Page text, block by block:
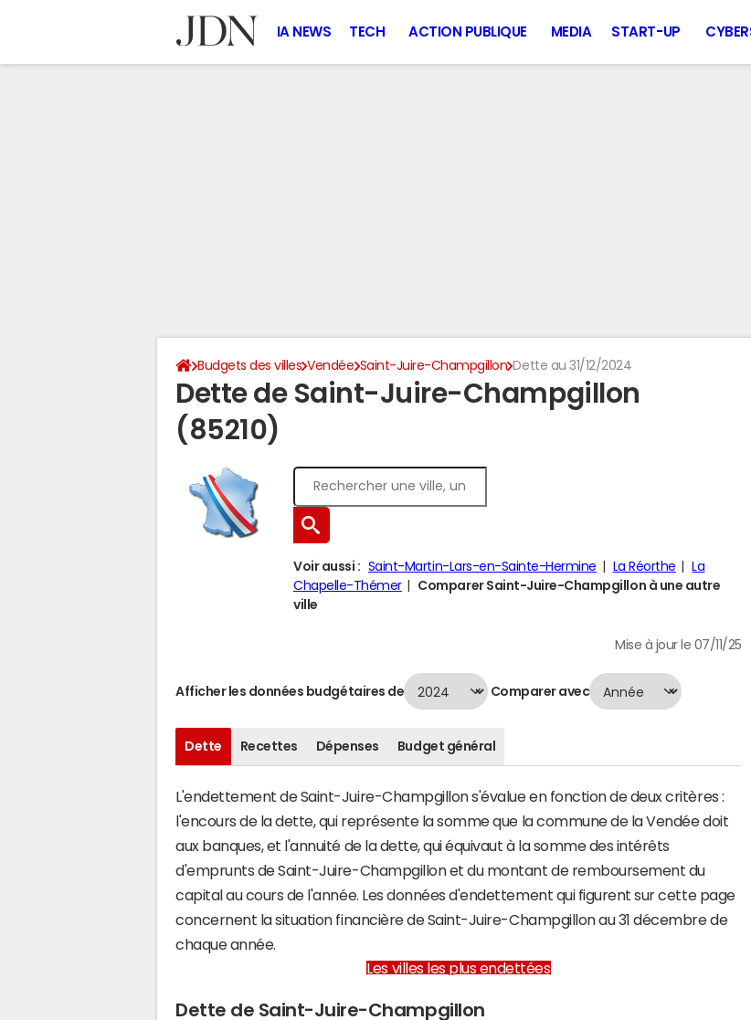
IA NEWS TECH ACTION PUBLIQUE MEDIA START-UP
Budgets des villes Vendée Saint-Juire-Champgillon Dette au 31/12/2024
Dette de Saint-Juire-Champgillon
(85210)
Voir aussi : Saint-Martin-Lars-en-Sainte-Hermine La Réorthe
La
Chapelle-Thémer
Comparer Saint-Juire-Champgillon à une autre
ville
Mise à jour le 07/11/25
Afficher les données budgétaires de Comparer avec
Dette Recettes Dépenses Budget général
L'endettement de Saint-Juire-Champgillon s'évalue en fonction de deux critères :
l'encours de la dette, qui représente la somme que la commune de la Vendée doit
aux banques, et l'annuité de la dette, qui équivaut à la somme des intérêts
d'emprunts de Saint-Juire-Champgillon et du montant de remboursement du
capital au cours de l'année. Les données d'endettement qui figurent sur cette page
concernent la situation financière de Saint-Juire-Champgillon au 31 décembre de
chaque année.
Les villes les plus endettées
Dette de Saint-Juire-Champgillon